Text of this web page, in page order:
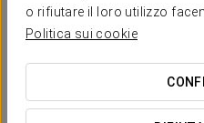
o rifiutare il loro utilizzo
Politica sui cookie
27 €
Esperienza
Dettagli per sorprendere.